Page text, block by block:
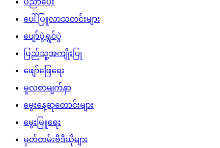
ပညာပေး
ပေါ်ပြူလာသတင်းများ
ပျော်ပွဲရွှင်ပွဲ
ပြည်သူ့အကျိုးပြု
ဖျော်ဖြေရေး
မူလစာမျက်နှာ
မွေးနေ့ဆုတောင်းများ
မွေးမြူရေး
မှတ်တမ်းဗီဒီယိုများ